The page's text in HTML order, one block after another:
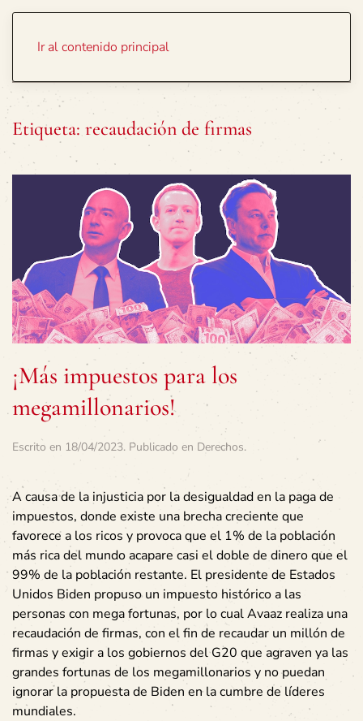
Ir al contenido principal
Etiqueta: recaudación de firmas
¡Más impuestos para los
megamillonarios!
Escrito en 18/04/2023. Publicado en Derechos.
A causa de la injusticia por la desigualdad en la paga de
impuestos, donde existe una brecha creciente que
favorece a los ricos y provoca que el 1% de la población
más rica del mundo acapare casi el doble de dinero que el
99% de la población restante. El presidente de Estados
Unidos Biden propuso un impuesto histórico a las
personas con mega fortunas, por lo cual Avaaz realiza una
recaudación de firmas, con el fin de recaudar un millón de
firmas y exigir a los gobiernos del G20 que agraven ya las
grandes fortunas de los megamillonarios y no puedan
ignorar la propuesta de Biden en la cumbre de líderes
mundiales.